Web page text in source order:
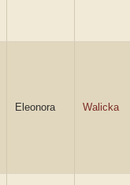
Eleonora Walicka